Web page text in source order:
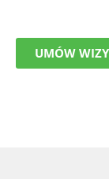
UMÓW